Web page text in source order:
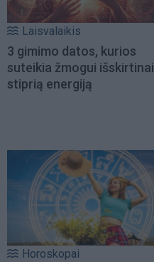
Laisvalaikis
3 gimimo datos, kurios
suteikia žmogui išskirtinai
stiprią energiją
Horoskopai